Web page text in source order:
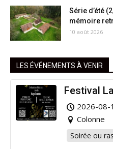
Série d’été
mémoire
10 août 2026
LES ÉVÉNEMENTS À VENIR
Festival
2026-08-
Colonne
Soirée ou